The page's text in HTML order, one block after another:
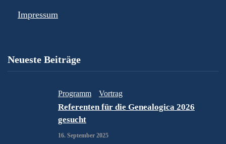
Impressum
Neueste Beiträge
Programm Vortrag
Referenten für die Genealogica 2026
gesucht
16. September 2025